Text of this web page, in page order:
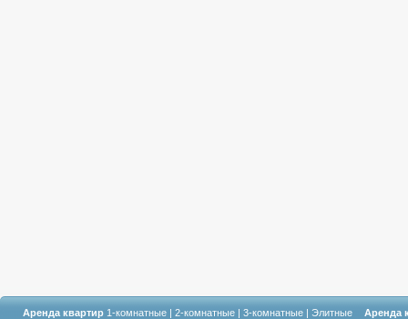
Аренда квартир 1-комнатные | 2-комнатные | 3-комнатные | Элитные Аренда